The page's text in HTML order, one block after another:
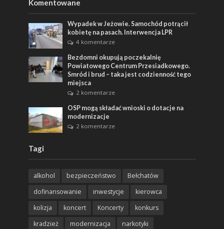
Komentowane
Wypadek w Jeżowie. Samochód potrącił
kobietę na pasach. Interwencja LPR
4 komentarze
Bezdomni okupują poczekalnię
Powiatowego Centrum Przesiadkowego.
Smród i brud – taka jest codzienność tego
miejsca
2 komentarze
OSP mogą składać wnioski o dotacje na
modernizacje
2 komentarze
Tagi
alkohol bezpieczeństwo
Bełchatów
dofinansowanie
inwestycje
kierowca
kolizja
koncert Koncerty
konkurs
kradzież
modernizacja
narkotyki